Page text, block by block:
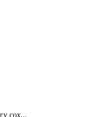
сох...